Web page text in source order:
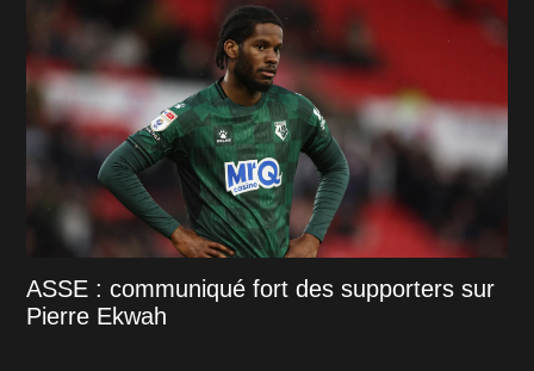
ASSE : communiqué fort des supporters sur
Pierre Ekwah